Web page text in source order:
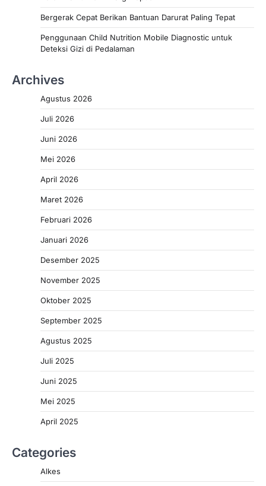
Bergerak Cepat Berikan Bantuan Darurat Paling Tepat
Penggunaan Child Nutrition Mobile Diagnostic untuk
Deteksi Gizi di Pedalaman
Archives
Agustus 2026
Juli 2026
Juni 2026
Mei 2026
April 2026
Maret 2026
Februari 2026
Januari 2026
Desember 2025
November 2025
Oktober 2025
September 2025
Agustus 2025
Juli 2025
Juni 2025
Mei 2025
April 2025
Categories
Alkes